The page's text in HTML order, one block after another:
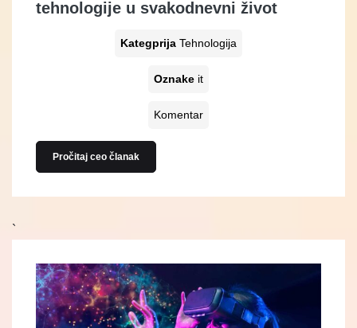
tehnologije u svakodnevni život
Kategprija Tehnologija
Oznake it
Komentar
Pročitaj ceo članak
`